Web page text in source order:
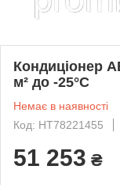
Кондиціонер
м² до -25°C
Немає в наявності
Код: НТ78221455
51 253 ₴